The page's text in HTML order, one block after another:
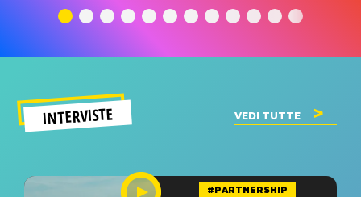
significato
del singolo
INTERVISTE VEDI TUTTE
#PARTNERSHIP